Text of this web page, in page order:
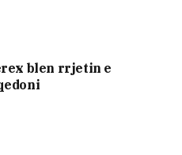
blen rrjetin e